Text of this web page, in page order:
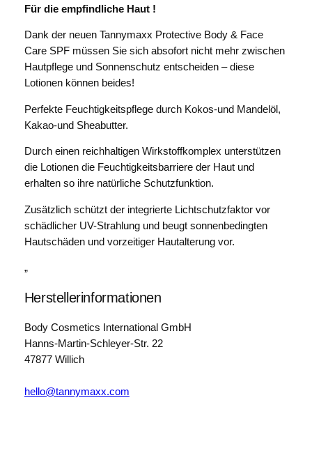
Für die empfindliche Haut !
Dank der neuen Tannymaxx Protective Body & Face
Care SPF müssen Sie sich absofort nicht mehr zwischen
Hautpflege und Sonnenschutz entscheiden – diese
Lotionen können beides!
Perfekte Feuchtigkeitspflege durch Kokos-und Mandelöl,
Kakao-und Sheabutter.
Durch einen reichhaltigen Wirkstoffkomplex unterstützen
die Lotionen die Feuchtigkeitsbarriere der Haut und
erhalten so ihre natürliche Schutzfunktion.
Zusätzlich schützt der integrierte Lichtschutzfaktor vor
schädlicher UV-Strahlung und beugt sonnenbedingten
Hautschäden und vorzeitiger Hautalterung vor.
„
Herstellerinformationen
Body Cosmetics International GmbH
Hanns-Martin-Schleyer-Str. 22
47877 Willich
hello@tannymaxx.com